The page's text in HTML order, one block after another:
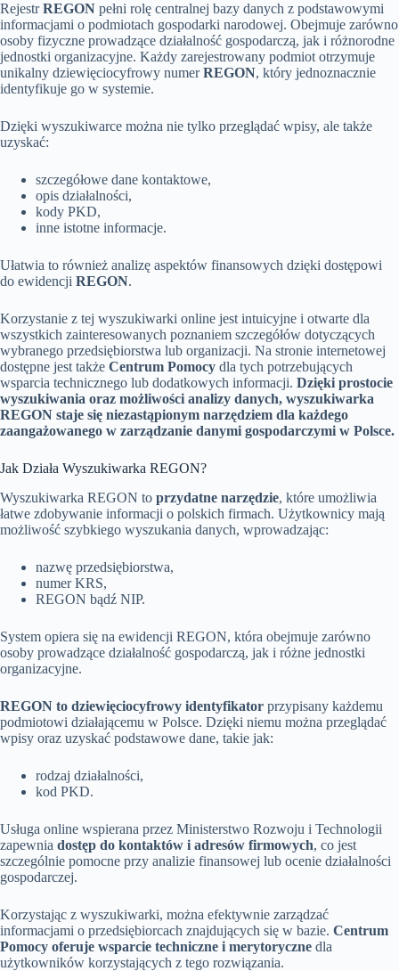
RejestrREGON pełni rolę centralnej bazy danych z podstawowymi
informacjami o podmiotach gospodarki narodowej. Obejmuje zarówno
osoby fizyczne prowadzące działalność gospodarczą, jak i różnorodne
jednostki organizacyjne. Każdy zarejestrowany podmiot otrzymuje
unikalny dziewięciocyfrowy numerREGON, który jednoznacznie
identyfikuje go w systemie.
Dzięki wyszukiwarce można nie tylko przeglądać wpisy, ale także
uzyskać:
szczegółowe dane kontaktowe,
opis działalności,
kody PKD,
inne istotne informacje.
Ułatwia to również analizę aspektów finansowych dzięki dostępowi
do ewidencji REGON.
Korzystanie z tej wyszukiwarki online jest intuicyjne i otwarte dla
wszystkich zainteresowanych poznaniem szczegółów dotyczących
wybranego przedsiębiorstwa lub organizacji. Na stronie internetowej
dostępne jest także Centrum Pomocy dla tych potrzebujących
wsparcia technicznego lub dodatkowych informacji. Dzięki prostocie
wyszukiwania oraz możliwości analizy danych, wyszukiwarka
REGON staje się niezastąpionym narzędziem dla każdego
zaangażowanego w zarządzanie danymi gospodarczymi w Polsce.
Jak Działa Wyszukiwarka REGON?
Wyszukiwarka REGON to przydatne narzędzie, które umożliwia
łatwe zdobywanie informacji o polskich firmach. Użytkownicy mają
możliwość szybkiego wyszukania danych, wprowadzając:
nazwę przedsiębiorstwa,
numer KRS,
REGON bądź NIP.
System opiera się na ewidencji REGON, która obejmuje zarówno
osoby prowadzące działalność gospodarczą, jak i różne jednostki
organizacyjne.
REGON to dziewięciocyfrowy identyfikator przypisany każdemu
podmiotowi działającemu w Polsce. Dzięki niemu można przeglądać
wpisy oraz uzyskać podstawowe dane, takie jak:
rodzaj działalności,
kod PKD.
Usługa online wspierana przez Ministerstwo Rozwoju i Technologii
zapewnia dostęp do kontaktów i adresów firmowych, co jest
szczególnie pomocne przy analizie finansowej lub ocenie działalności
gospodarczej.
Korzystając z wyszukiwarki, można efektywnie zarządzać
informacjami o przedsiębiorcach znajdujących się w bazie. Centrum
Pomocy oferuje wsparcie techniczne i merytoryczne dla
użytkowników korzystających z tego rozwiązania.